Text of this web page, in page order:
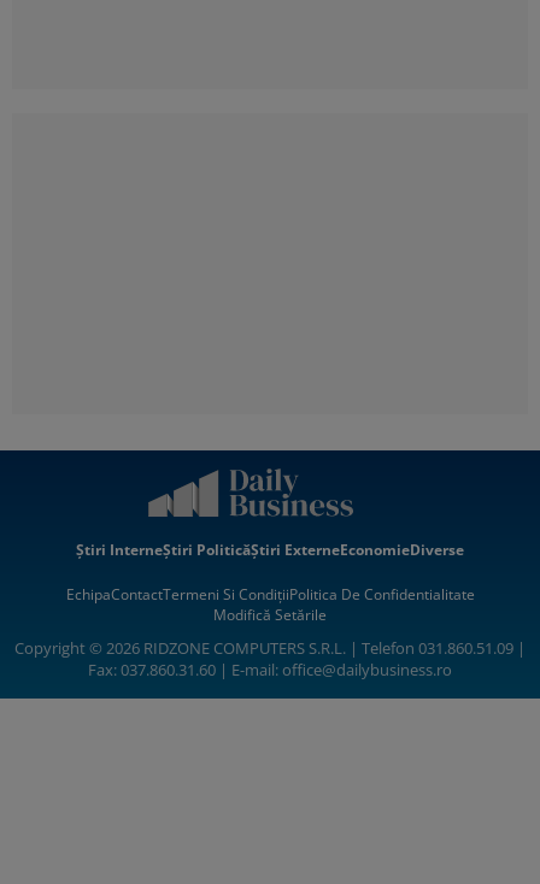
Știri InterneȘtiri PoliticăȘtiri ExterneEconomieDiverse
EchipaContactTermeni Si CondițiiPolitica De Confidentialitate
Modifică Setările
Copyright © 2026 RIDZONE COMPUTERS S.R.L. | Telefon 031.860.51.09 |
Fax: 037.860.31.60 | E-mail:office@dailybusiness.ro